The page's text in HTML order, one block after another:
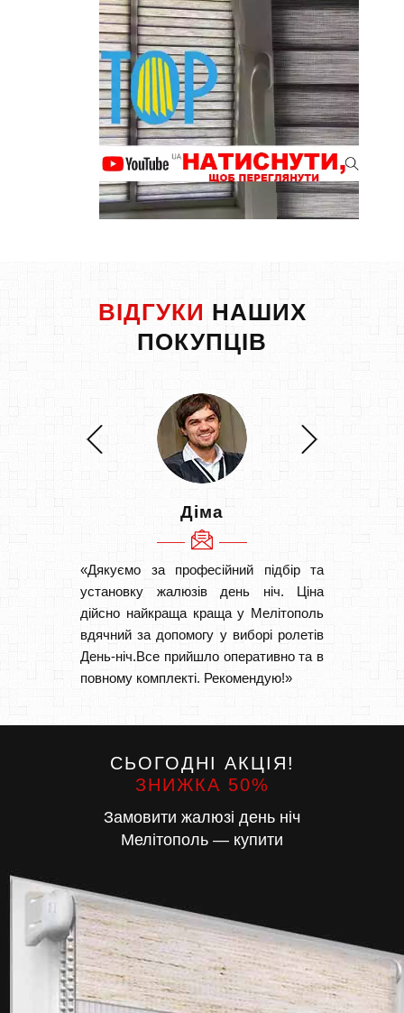
ВІДГУКИ НАШИХ
ПОКУПЦІВ
Діма
«Дякуємо за професійний підбір та
установку жалюзів день ніч. Ціна
дійсно найкраща краща у Мелітополь
вдячний за допомогу у виборі ролетів
День-ніч.Все прийшло оперативно та в
повному комплекті. Рекомендую!»
СЬОГОДНІ АКЦІЯ!
ЗНИЖКА 50%
Замовити жалюзі день ніч
Мелітополь — купити